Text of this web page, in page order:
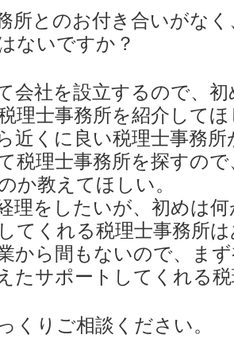
所とのお付き合いがな
ないですか？
会社を設立するので、
理士事務所を紹介して
近くに良い税理士事務
税理士事務所を探すの
か教えてほしい。
理をしたいが、初めは
てくれる税理士事務所
から間もないので、ま
たサポートしてくれる
くりご相談ください。